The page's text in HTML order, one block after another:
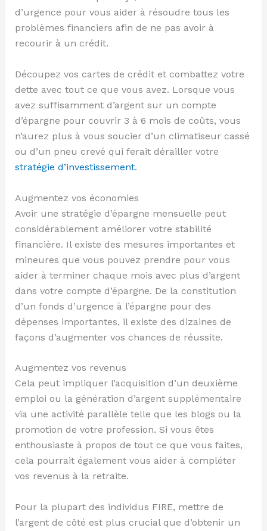
d’urgence pour vous aider à résoudre tous les
problèmes financiers afin de ne pas avoir à
recourir à un crédit.
Découpez vos cartes de crédit et combattez votre
dette avec tout ce que vous avez. Lorsque vous
avez suffisamment d’argent sur un compte
d’épargne pour couvrir 3 à 6 mois de coûts, vous
n’aurez plus à vous soucier d’un climatiseur cassé
ou d’un pneu crevé qui ferait dérailler votre
stratégie d’investissement.
Augmentez vos économies
Avoir une stratégie d’épargne mensuelle peut
considérablement améliorer votre stabilité
financière. Il existe des mesures importantes et
mineures que vous pouvez prendre pour vous
aider à terminer chaque mois avec plus d’argent
dans votre compte d’épargne. De la constitution
d’un fonds d’urgence à l’épargne pour des
dépenses importantes, il existe des dizaines de
façons d’augmenter vos chances de réussite.
Augmentez vos revenus
Cela peut impliquer l’acquisition d’un deuxième
emploi ou la génération d’argent supplémentaire
via une activité parallèle telle que les blogs ou la
promotion de votre profession. Si vous êtes
enthousiaste à propos de tout ce que vous faites,
cela pourrait également vous aider à compléter
vos revenus à la retraite.
Pour la plupart des individus FIRE, mettre de
l’argent de côté est plus crucial que d’obtenir un